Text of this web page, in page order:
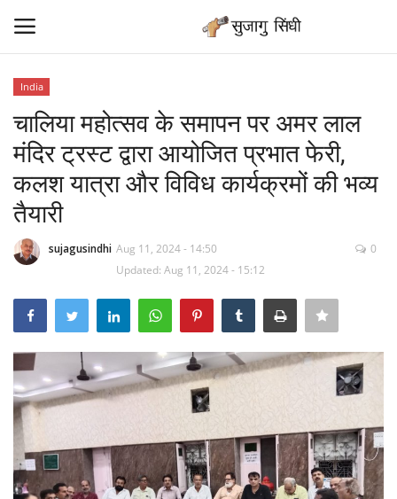
Home
Contact
Sindhi Samaj News
Sindhi Sant
Sindhi Literature
Personalities
Travel
India
चालिया महोत्सव के समापन पर अमर लाल
मंदिर ट्रस्ट द्वारा आयोजित प्रभात फेरी,
कलश यात्रा और विविध कार्यक्रमों की भव्य
तैयारी
sujagusindhi Aug 11, 2024 - 14:50
Updated: Aug 11, 2024 - 15:12
0